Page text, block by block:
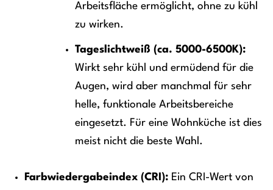
Arbeitsfläche ermöglicht, ohne zu kühl
zu wirken.
Tageslichtweiß (ca. 5000-6500K):
Wirkt sehr kühl und ermüdend für die
Augen, wird aber manchmal für sehr
helle, funktionale Arbeitsbereiche
eingesetzt. Für eine Wohnküche ist dies
meist nicht die beste Wahl.
Farbwiedergabeindex (CRI):Ein CRI-Wert von